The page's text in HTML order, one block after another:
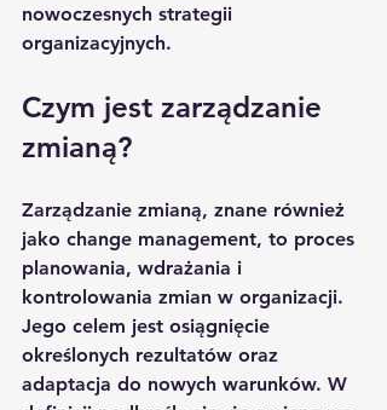
nowoczesnych strategii
organizacyjnych.
Czym jest zarządzanie
zmianą?
Zarządzanie zmianą, znane również
jako change management, to proces
planowania, wdrażania i
kontrolowania zmian w organizacji.
Jego celem jest osiągnięcie
określonych rezultatów oraz
adaptacja do nowych warunków. W